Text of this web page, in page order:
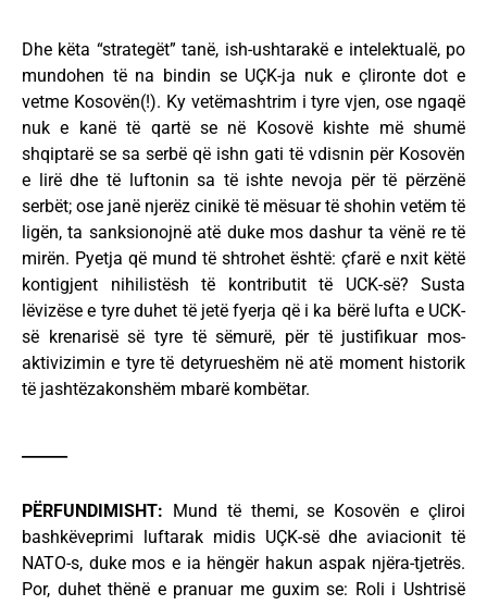
Dhe këta “strategët” tanë, ish-ushtarakë e intelektualë, po
mundohen të na bindin se UÇK-ja nuk e çlironte dot e
vetme Kosovën(!). Ky vetëmashtrim i tyre vjen, ose ngaqë
nuk e kanë të qartë se në Kosovë kishte më shumë
shqiptarë se sa serbë që ishn gati të vdisnin për Kosovën
e lirë dhe të luftonin sa të ishte nevoja për të përzënë
serbët; ose janë njerëz cinikë të mësuar të shohin vetëm të
ligën, ta sanksionojnë atë duke mos dashur ta vënë re të
mirën. Pyetja që mund të shtrohet është: çfarë e nxit këtë
kontigjent nihilistësh të kontributit të UCK-së? Susta
lëvizëse e tyre duhet të jetë fyerja që i ka bërë lufta e UCK-
së krenarisë së tyre të sëmurë, për të justifikuar mos-
aktivizimin e tyre të detyrueshëm në atë moment historik
të jashtëzakonshëm mbarë kombëtar.
PËRFUNDIMISHT: Mund të themi, se Kosovën e çliroi
bashkëveprimi luftarak midis UÇK-së dhe aviacionit të
NATO-s, duke mos e ia hëngër hakun aspak njëra-tjetrës.
Por, duhet thënë e pranuar me guxim se: Roli i Ushtrisë